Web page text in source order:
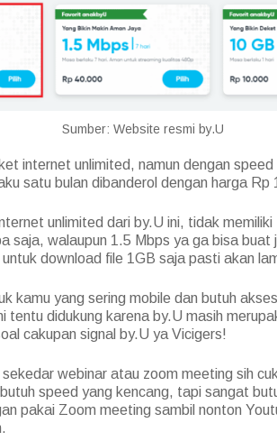
Sumber: Website resmi by.U
internet unlimited, namun dengan
satu bulan dibanderol dengan harga Rp
unlimited dari by.U ini, tidak
saja, walaupun 1.5 Mbps ya ga bisa buat
download file 1GB saja pasti akan
kamu yang sering mobile dan butuh
tentu didukung karena by.U masih
cakupan signal by.U ya Vicigers!
webinar atau zoom meeting sih
speed yang kencang, tapi sangat
pakai Zoom meeting sambil nonton